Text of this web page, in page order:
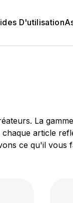
D'utilisation
La
article
ce qu'il vous